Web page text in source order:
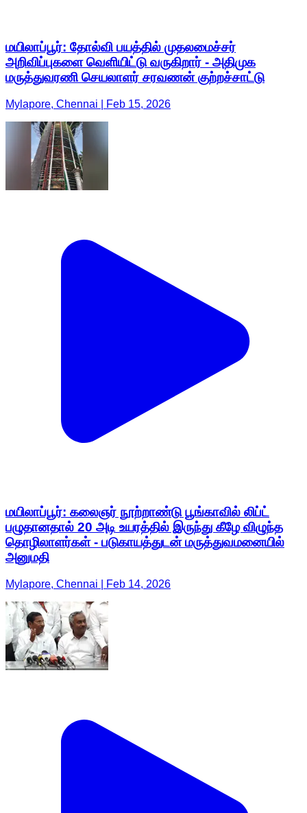
மயிலாப்பூர்: தோல்வி பயத்தில் முதலமைச்சர்
அறிவிப்புகளை வெளியிட்டு வருகிறார் - அதிமுக
மருத்துவரணி செயலாளர் சரவணன் குற்றச்சாட்டு
Mylapore, Chennai | Feb 15, 2026
மயிலாப்பூர்: கலைஞர் நூற்றாண்டு பூங்காவில் லிப்ட்
பழுதானதால் 20 அடி உயரத்தில் இருந்து கீழே விழுந்த
தொழிலாளர்கள் - படுகாயத்துடன் மருத்துவமனையில்
அனுமதி
Mylapore, Chennai | Feb 14, 2026